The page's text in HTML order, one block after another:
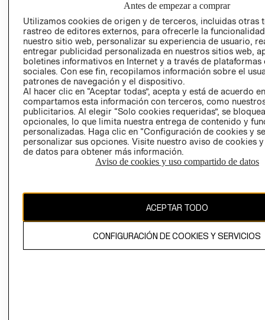
EMPRESARIAL
CONDICIONES
AVISO DE
PRIVACIDAD
GIFT CARD
AVISO DE
El contenido de esta página web está protegido por copyright y es
propiedad de H&M Hennes & Mauritz AB.
Antes de empezar a comprar
Utilizamos cookies de origen y de terceros, incluidas otras
rastreo de editores externos, para ofrecerle la
nuestro sitio web, personalizar su experiencia de usuario,
entregar publicidad personalizada en nuestros sitios web,
boletines informativos en Internet y a través de plataformas
sociales. Con ese fin, recopilamos información sobre el
patrones de navegación y el dispositivo.
Al hacer clic en “Aceptar todas”, acepta y está de acuerdo
compartamos esta información con terceros, como
publicitarios. Al elegir “Solo cookies requeridas”, se
opcionales, lo que limita nuestra entrega de contenido y
personalizadas. Haga clic en “Configuración de cookies y
personalizar sus opciones. Visite nuestro aviso de cookies
de datos para obtener más información.
Aviso de cookies y uso compartido de datos
ACEPTAR TODO
CONFIGURACIÓN DE COOKIES Y SERVICIOS